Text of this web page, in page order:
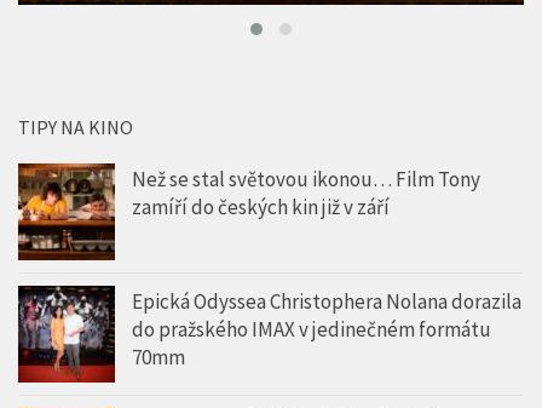
TIPY NA KINO
Než se stal světovou ikonou… Film Tony
zamíří do českých kin již v září
Epická Odyssea Christophera Nolana dorazila
do pražského IMAX v jedinečném formátu
70mm